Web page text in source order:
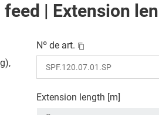
| Extension
Nº de art.
Extension length [m]